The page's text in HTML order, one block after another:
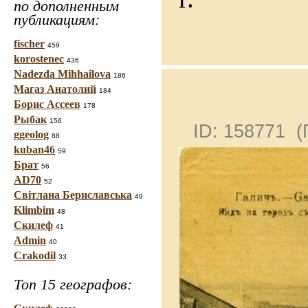
по дополненным
публикациям:
fischer 459
korostenec 436
Nadezda Mihhailova 186
Магаз Анатолий 184
Борис Ассеев 178
Рыбак 156
ggeolog 88
kuban46 59
Брат 56
AD70 52
Світлана Бериславська 49
Klimbim 48
Скилеф 41
Admin 40
Crakodil 33
Топ 15 географов:
ID: 158771